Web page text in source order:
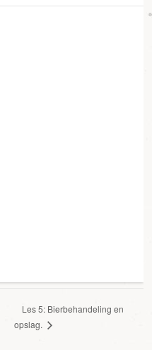
Les 5: Bierbehandeling en
opslag.